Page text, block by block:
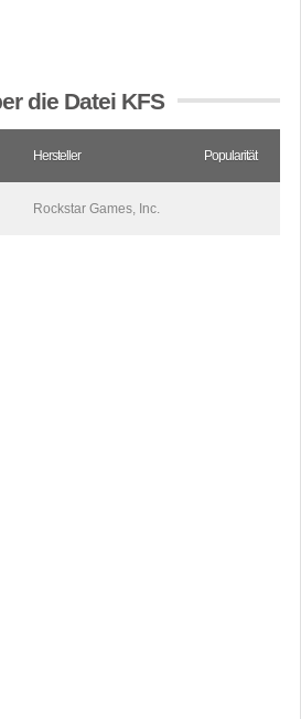
die Datei KFS
Hersteller Popularität
Rockstar Games, Inc.